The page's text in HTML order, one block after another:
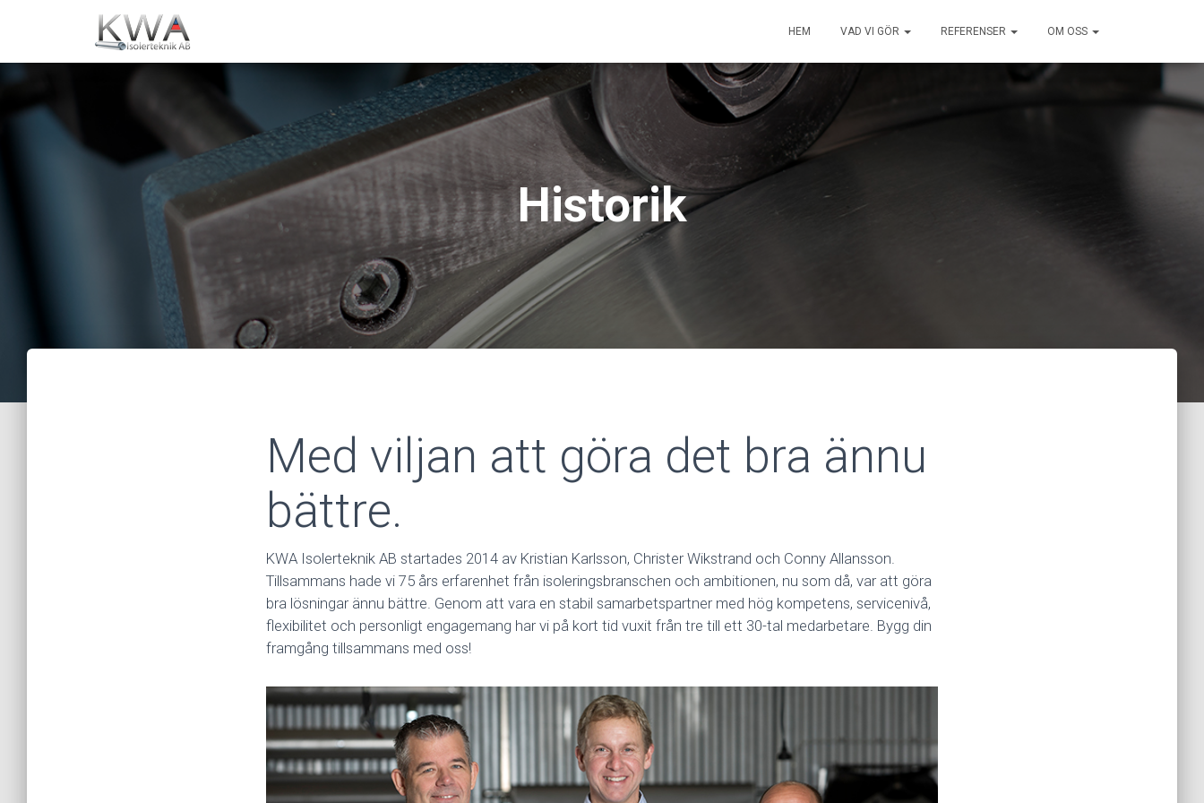
HEM VAD VI GÖR REFERENSER OM OSS
Historik
Med viljan att göra det bra ännu
bättre.
KWA Isolerteknik AB startades 2014 av Kristian Karlsson, Christer Wikstrand och Conny Allansson.
Tillsammans hade vi 75 års erfarenhet från isoleringsbranschen och ambitionen, nu som då, var att göra
bra lösningar ännu bättre. Genom att vara en stabil samarbetspartner med hög kompetens, servicenivå,
flexibilitet och personligt engagemang har vi på kort tid vuxit från tre till ett 30-tal medarbetare. Bygg din
framgång tillsammans med oss!